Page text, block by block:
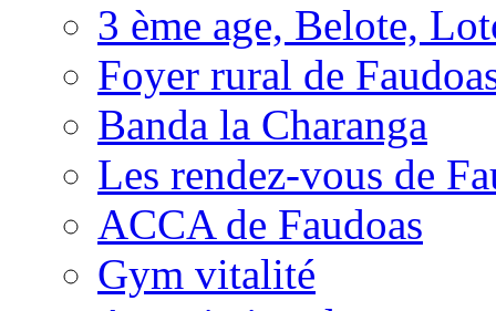
3 ème age, Belote,
Foyer rural de
Banda la Charanga
Les rendez-vous de
ACCA de Faudoas
Gym vitalité